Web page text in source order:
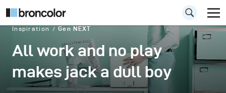
Inspiration Gen NEXT
All work and no play
makes jack a dull boy